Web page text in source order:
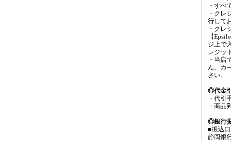
・すべ
・クレ
行して
・クレ
【
ジ上で
レジッ
・当店
ん。カ
さい。
◎代金
・代引
・商品
◎銀行
■振込
静岡銀